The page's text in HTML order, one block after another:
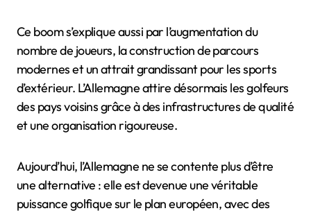
Ce boom s’explique aussi par l’augmentation du
nombre de joueurs, la construction de parcours
modernes et un attrait grandissant pour les sports
d’extérieur. L’Allemagne attire désormais les golfeurs
des pays voisins grâce à des infrastructures de qualité
et une organisation rigoureuse.
Aujourd’hui, l’Allemagne ne se contente plus d’être
une alternative : elle est devenue une véritable
puissance golfique sur le plan européen, avec des